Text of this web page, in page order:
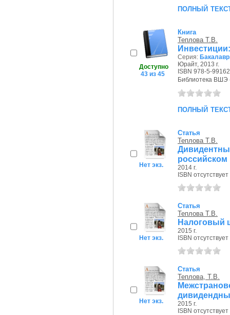
полный
Доступно
43 из 45
Книга
Теплова Т.В.
Серия:
Юрайт, 2013 г.
ISBN 978-5-
Библиотека ВШЭ
полный
Нет экз.
Статья
Теплова Т.В.
2014 г.
ISBN отсутствует
Нет экз.
Статья
Теплова Т.В.
Налоговый
2015 г.
ISBN отсутствует
Нет экз.
Статья
Теплова, Т.В.
2015 г.
ISBN отсутствует